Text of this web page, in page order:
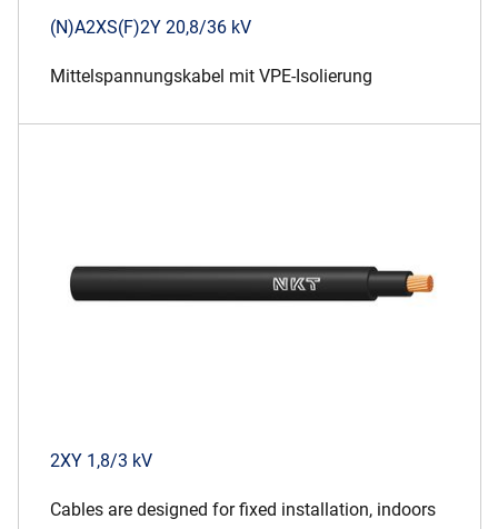
(N)A2XS(F)2Y 20,8/36 kV
Mittelspannungskabel mit VPE-Isolierung
2XY 1,8/3 kV
Cables are designed for fixed installation, indoors